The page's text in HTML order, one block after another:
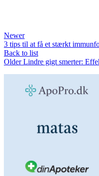
Newer
3 tips til at få et stærkt
Back to list
Older Lindre gigt smerter: